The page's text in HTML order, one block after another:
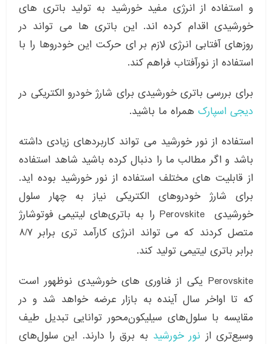
و استفاده از انرژی مفید خورشید به تولید باتری های
خورشیدی اقدام کرده اند. این باتری ها می تواند در
روزهای آفتابی انرژی لازم بر ای حرکت این خودروها را با
استفاده از نورآفتاب فراهم کند.
برای بررسی باتری خورشیدی برای شارژ خودرو الکتریکی در
دیجی اسپارک همراه ما باشید.
استفاده از نور خورشید می تواند کاربردهای زیادی داشته
باشد و اگر مطالب ما را دنبال کرده باشید شاهد استفاده
از قابلیت های مختلف استفاده از نور خورشید بوده اید.
برای شارژ خودروهای الکتریکی نیاز به چهار سلول
خورشیدی Perovskite را به باتری‌های لیتیمی فوتوشارژ
متصل کردند که می تواند انرژی کارآمد تری برابر ۸/۷
برابر باتری لیتیمی تولید کند.
Perovskite یکی از فناوری های خورشیدی نوظهور است
که تا اواخر سال آینده به بازار عرضه خواهد شد و در
مقایسه با سلول‌های سیلیکون‌محور توانایی تبدیل طیف
وسیع‌تری از نور خورشید به برق را دارند. این سلول‌های